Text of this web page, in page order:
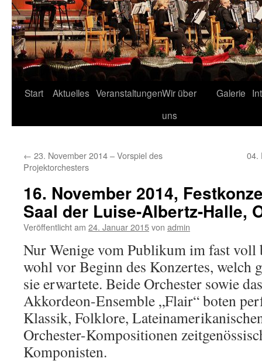
Start Aktuelles VeranstaltungenWir über
uns
Galerie
← 23. November 2014 – Vorspiel des
Projektorchesters
04.
16. November 2014,
Saal der Luise-Albertz-Halle,
Veröffentlicht am 24. Januar 2015von admin
Nur Wenige vom Publikum im fast voll
wohl vor Beginn des Konzertes, welch
sie erwartete. Beide Orchester sowie
Akkordeon-Ensemble „Flair“ boten
Klassik, Folklore,
Orchester-Kompositionen
Komponisten.